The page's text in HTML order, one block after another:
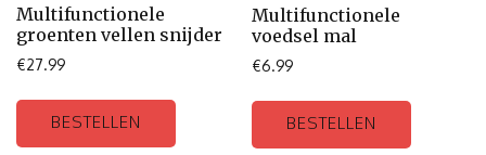
Multifunctionele
groenten vellen snijder
€27.99
BESTELLEN
Multifunctionele
voedsel mal
€6.99
BESTELLEN